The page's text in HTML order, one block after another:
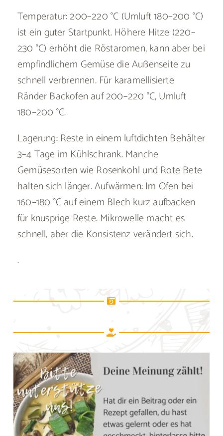
Temperatur: 200–220 °C (Umluft 180–200 °C)
ist ein guter Startpunkt. Höhere Hitze (220–
230 °C) erhöht die Röstaromen, kann aber bei
empfindlichem Gemüse die Außenseite zu
schnell verbrennen. Für karamellisierte
Ränder Backofen auf 200–220 °C, Umluft
180–200 °C.
Lagerung: Reste in einem luftdichten Behälter
3–4 Tage im Kühlschrank. Manche
Gemüsesorten wie Rosenkohl und Rote Bete
halten sich länger. Aufwärmen: Im Ofen bei
160–180 °C auf einem Blech kurz aufbacken
für knusprige Reste. Mikrowelle macht es
schnell, aber die Konsistenz verändert sich.
.